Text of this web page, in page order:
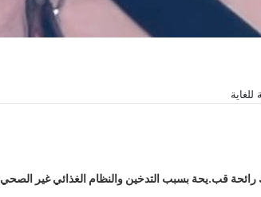
رائحة قب.يحة بسبب التدخين والنظام الغذائي غير الصحي